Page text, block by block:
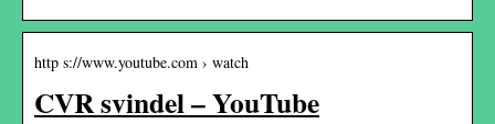
http s://www.youtube.com › watch
CVR svindel – YouTube